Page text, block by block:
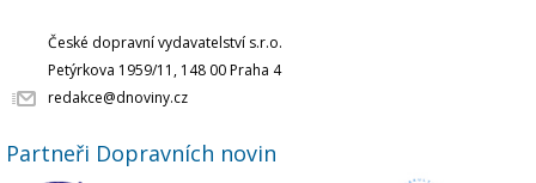
České dopravní vydavatelství s.r.o.
Petýrkova 1959/11, 148 00 Praha 4
redakce@dnoviny.cz
Partneři Dopravních novin